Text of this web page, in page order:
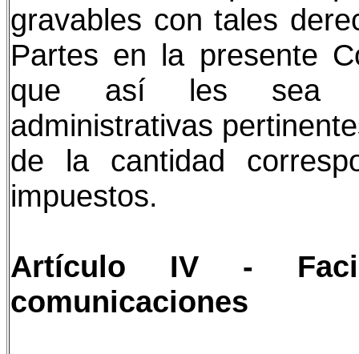
gravables con tales
Partes en la presente
que así les sea
administrativas
de la cantidad
impuestos.
Artículo IV -
comunicaciones